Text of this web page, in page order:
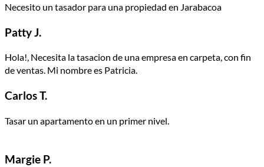
Necesito un tasador para una propiedad en Jarabacoa
Patty J.
Hola!, Necesita la tasacion de una empresa en carpeta, con fin
de ventas. Mi nombre es Patricia.
Carlos T.
Tasar un apartamento en un primer nivel.
Margie P.